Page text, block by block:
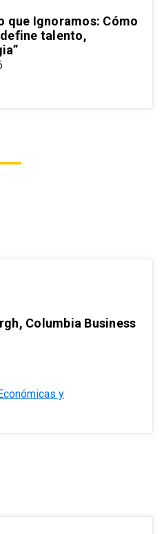
que Ignoramos: Cómo
talento,
Columbia Business
y